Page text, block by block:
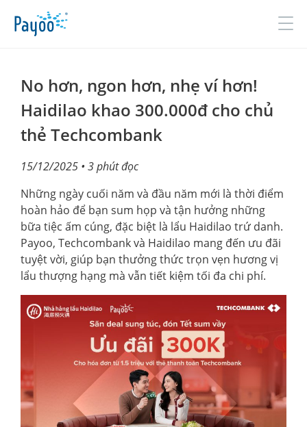
GIỚI THIỆU
SẢN PHẨM & DỊCH VỤ
TIN TỨC
ĐỐI TÁC
TUYỂN DỤNG
LIÊN HỆ
No hơn, ngon hơn, nhẹ ví hơn!
Haidilao khao 300.000đ cho chủ
thẻ Techcombank
15/12/2025 • 3 phút đọc
Những ngày cuối năm và đầu năm mới là thời điểm
hoàn hảo để bạn sum họp và tận hưởng những
bữa tiệc ấm cúng, đặc biệt là lẩu Haidilao trứ danh.
Payoo, Techcombank và Haidilao mang đến ưu đãi
tuyệt vời, giúp bạn thưởng thức trọn vẹn hương vị
lẩu thượng hạng mà vẫn tiết kiệm tối đa chi phí.